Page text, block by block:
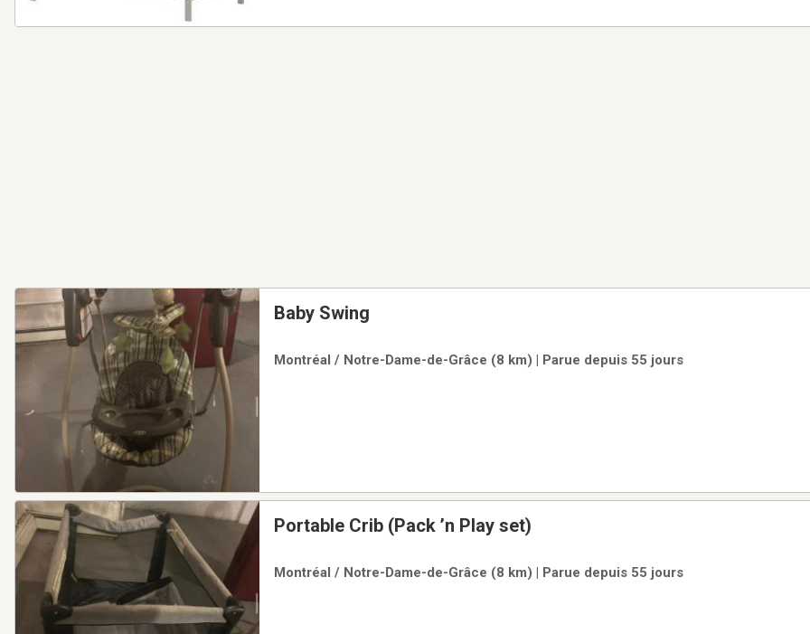
Baby Swing
Montréal / Notre-Dame-de-Grâce (8 km) | Parue depuis 55 jours
Portable Crib (Pack ’n Play set)
Montréal / Notre-Dame-de-Grâce (8 km) | Parue depuis 55 jours